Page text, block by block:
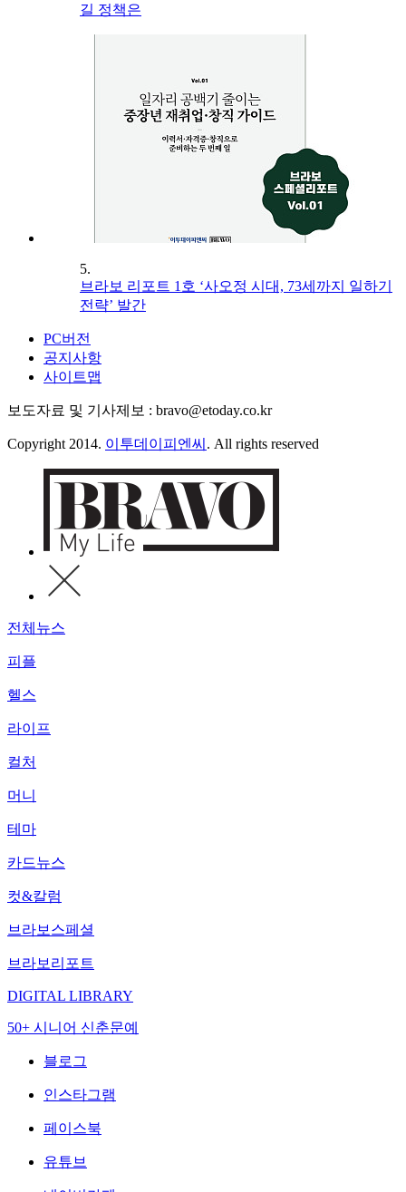
길 정책은
5.
브라보 리포트 1호 ‘사오정 시대, 73세까지 일하기
전략’ 발간
PC버전
공지사항
사이트맵
보도자료 및 기사제보 : bravo@etoday.co.kr
Copyright 2014. 이투데이피엔씨 . All rights reserved
전체뉴스
피플
헬스
라이프
컬처
머니
테마
카드뉴스
컷&칼럼
브라보스페셜
브라보리포트
DIGITAL LIBRARY
50+ 시니어 신춘문예
블로그
인스타그램
페이스북
유튜브